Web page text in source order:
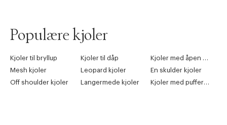
Populære kjoler
Kjoler til bryllup Kjoler til dåp
Kjoler med åpen rygg
Mesh kjoler
Leopard kjoler
En skulder kjoler
Off shoulder kjoler
Langermede kjoler Kjoler med puffermer